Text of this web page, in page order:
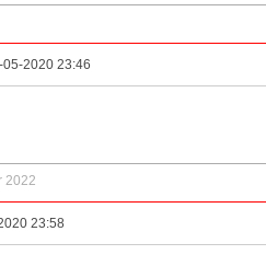
2020 23:46
2022
23:58